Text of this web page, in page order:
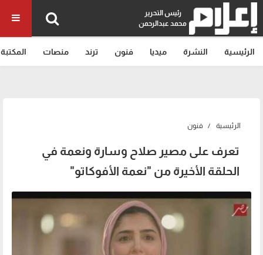
رئيس التحرير
محمد عبدالرحمن
الرئيسية النشرة ميديا فنون ترند منصات المكتبة
الرئيسية فنون
تعرف على مصير صلاح وسارة ونعمة في
الحلقة الأخيرة من "نعمة الأفوكاتو"